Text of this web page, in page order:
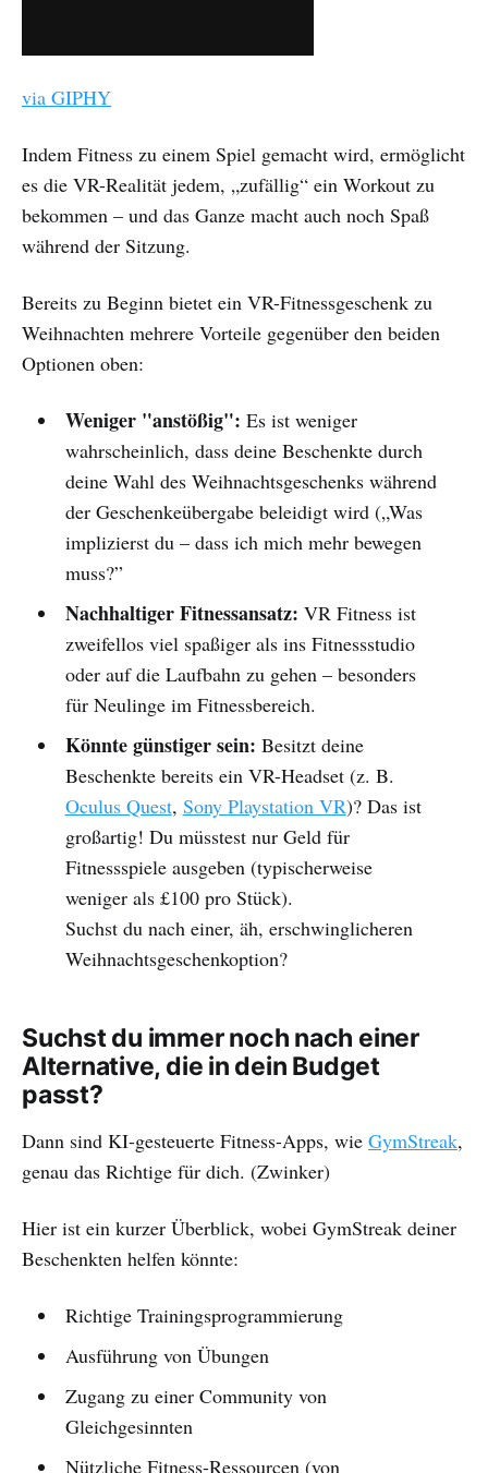
via GIPHY
Indem Fitness zu einem Spiel gemacht wird, ermöglicht
es die VR-Realität jedem, „zufällig“ ein Workout zu
bekommen – und das Ganze macht auch noch Spaß
während der Sitzung.
Bereits zu Beginn bietet ein VR-Fitnessgeschenk zu
Weihnachten mehrere Vorteile gegenüber den beiden
Optionen oben:
Weniger "anstößig": Es ist weniger
wahrscheinlich, dass deine Beschenkte durch
deine Wahl des Weihnachtsgeschenks während
der Geschenkeübergabe beleidigt wird („Was
implizierst du – dass ich mich mehr bewegen
muss?”
Nachhaltiger Fitnessansatz: VR Fitness ist
zweifellos viel spaßiger als ins Fitnessstudio
oder auf die Laufbahn zu gehen – besonders
für Neulinge im Fitnessbereich.
Könnte günstiger sein: Besitzt deine
Beschenkte bereits ein VR-Headset (z. B.
Oculus Quest, Sony Playstation VR)? Das ist
großartig! Du müsstest nur Geld für
Fitnessspiele ausgeben (typischerweise
weniger als £100 pro Stück).
Suchst du nach einer, äh, erschwinglicheren
Weihnachtsgeschenkoption?
Suchst du immer noch nach einer
Alternative, die in dein Budget
passt?
Dann sind KI-gesteuerte Fitness-Apps, wie GymStreak,
genau das Richtige für dich. (Zwinker)
Hier ist ein kurzer Überblick, wobei GymStreak deiner
Beschenkten helfen könnte:
Richtige Trainingsprogrammierung
Ausführung von Übungen
Zugang zu einer Community von
Gleichgesinnten
Nützliche Fitness-Ressourcen (von